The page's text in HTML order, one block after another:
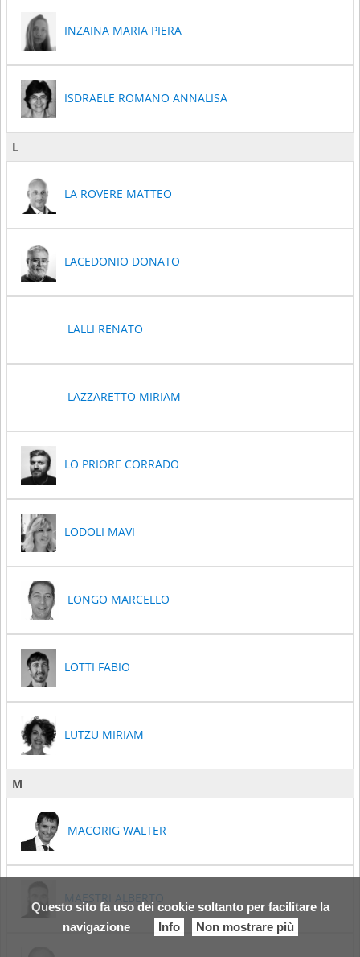
Questo sito fa uso dei cookie soltanto per facilitare la
navigazione
Info Non mostrare più
INZAINA MARIA PIERA
ISDRAELE ROMANO ANNALISA
L
LA ROVERE MATTEO
LACEDONIO DONATO
LALLI RENATO
LAZZARETTO MIRIAM
LO PRIORE CORRADO
LODOLI MAVI
LONGO MARCELLO
LOTTI FABIO
LUTZU MIRIAM
M
MACORIG WALTER
MAESTRI ALBERTO